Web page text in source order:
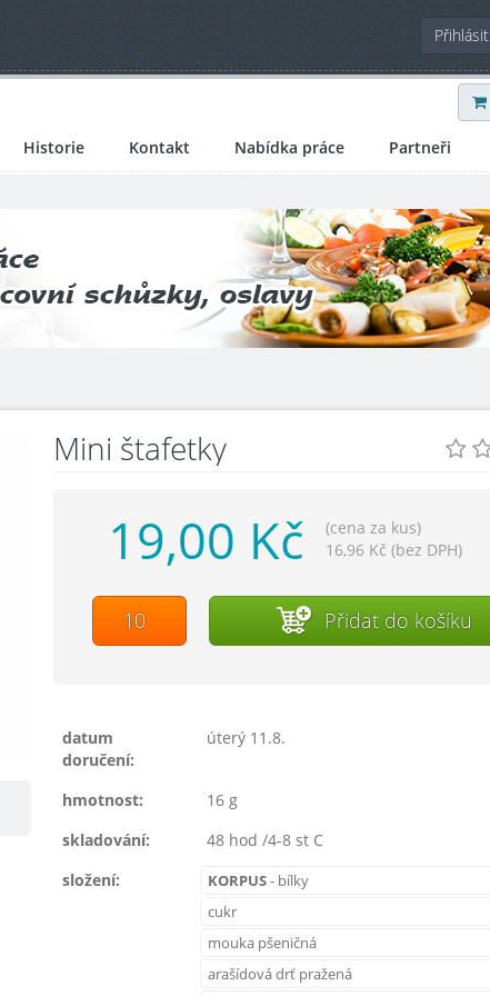
Přihlásit
Historie Kontakt Nabídka práce Partneři
Mini štafetky
19,00 Kč
(cena za kus)
16,96 Kč (bez DPH)
Přidat do košíku
datum
doručení:
úterý 11.8.
hmotnost:
16 g
skladování:
48 hod /4-8 st C
složení:
KORPUS- bílky
cukr
mouka pšeničná
arašídová drť pražená